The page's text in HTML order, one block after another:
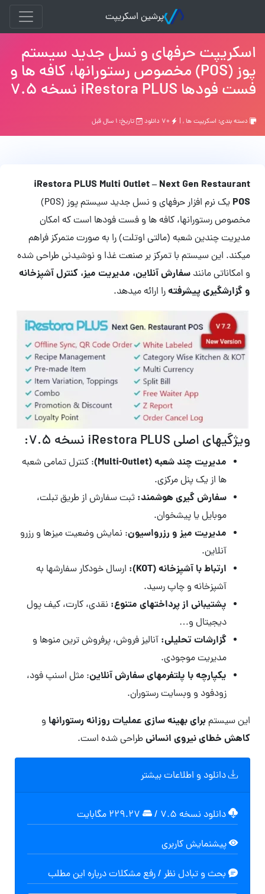
پرشین اسکریپت
اسکریپت حرفهای و نسل جدید سیستم
پوز (POS) مخصوص رستورانها، کافه ها و
فست فودها iRestora PLUS نسخه 7.5
دسته بندی: اسکریپت ها, | تاریخ: ۱ سال قبل
iRestora PLUS Multi Outlet – Next Gen Restaurant
POS
یک نرم افزار حرفهای و نسل جدید سیستم پوز (POS)
مخصوص رستورانها، کافه ها و فست فودها است که امکان
مدیریت چندین شعبه (مالتی اوتلت) را به صورت متمرکز فراهم
میکند. این سیستم با تمرکز بر صنعت غذا و نوشیدنی طراحی شده
و امکاناتی مانند سفارش آنلاین، مدیریت میز، کنترل آشپزخانه
و گزارشگیری پیشرفتهرا ارائه میدهد.
ویژگیهای اصلی iRestora PLUS نسخه 7.5:
مدیریت چند شعبه (Multi-Outlet)
: کنترل تمامی شعبه
ها از یک پنل مرکزی.
سفارش گیری هوشمند: ثبت سفارش از طریق تبلت،
موبایل یا پیشخوان.
مدیریت میز و رزرواسیون: نمایش وضعیت میزها و رزرو
آنلاین.
ارتباط با آشپزخانه (KOT):
ارسال خودکار سفارشها به
آشپزخانه و چاپ رسید.
پشتیبانی از پرداختهای متنوع: نقدی، کارت، کیف پول
دیجیتال و…
گزارشات تحلیلی: آنالیز فروش، پرفروش ترین منوها و
مدیریت موجودی.
یکپارچه با پلتفرمهای سفارش آنلاین: مثل اسنپ فود،
زودفود و وبسایت رستوران.
این سیستمبرای بهینه سازی عملیات روزانه رستورانها و
کاهش خطای نیروی انسانیطراحی شده است.
دانلود و اطلاعات بیشتر
دانلود نسخه ۷.۵ /
پیشنمایش کاربری
بحث و تبادل نظر / رفع مشکلات درباره این مطلب